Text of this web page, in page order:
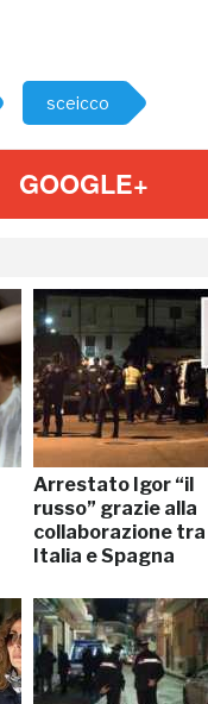
sceicco
GOOGLE+
Arrestato Igor “il
russo” grazie alla
collaborazione tra
Italia e Spagna